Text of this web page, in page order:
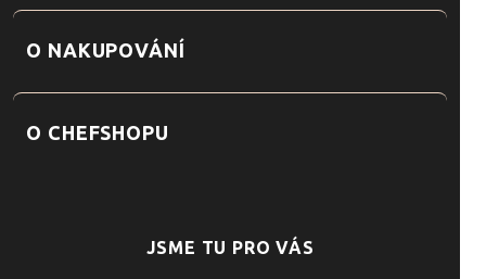
O NAKUPOVÁNÍ
O CHEFSHOPU
JSME TU PRO VÁS